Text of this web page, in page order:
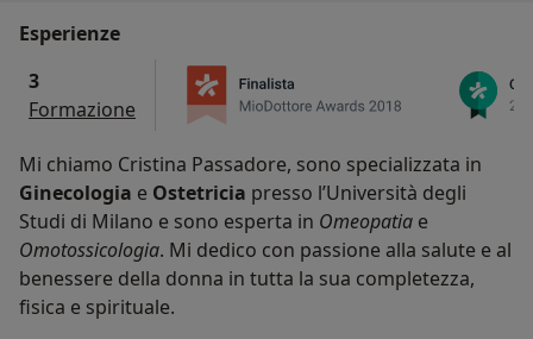
Esperienze
3
Formazione
Mi chiamo Cristina Passadore, sono specializzata in
Ginecologia e Ostetricia presso l’Università degli
Studi di Milano e sono esperta in Omeopatia e
Omotossicologia. Mi dedico con passione alla salute e al
benessere della donna in tutta la sua completezza,
fisica e spirituale.